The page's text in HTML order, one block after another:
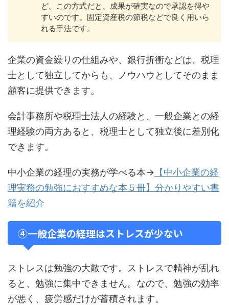
ど。この方式だと、成果が確実なので承認を得や
すいのです。固定資産税の節税などで良く用いら
れる手法です。
企業の資金繰りの仕組みや、銀行折衝などは、税理
士として独立してからも、ノウハウとしてそのまま
顧客に提供できます。
会計事務所や税理士法人の経験と、一般企業との経
理経験の両方あると、税理士として独立後に差別化
できます。
中小企業の経理の実務が学べる本→ 【中小企業の経
理実務の勉強におすすめな本５冊】分かりやすい書
籍を紹介
④一般企業の経理はストレスが少ない
ストレスは勉強の大敵です。ストレスで精神が乱れ
ると、勉強に集中できません。なので、勉強の効率
が悪く、疲労感だけが蓄積されます。